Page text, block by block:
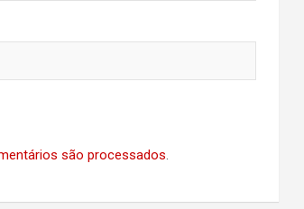
são processados.